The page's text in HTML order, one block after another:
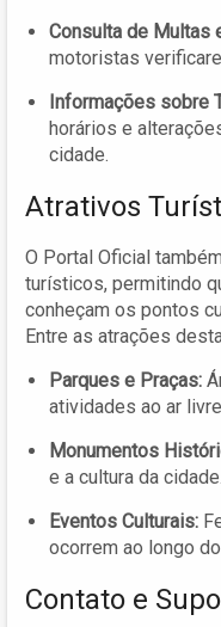
Consulta de Multas
motoristas
Informações sobre
horários e
cidade.
Atrativos
O Portal Oficial
turísticos, permitindo
conheçam os pontos
Entre as atrações
Parques e Praças:
atividades ao ar
Monumentos
e a cultura da cidade.
Eventos Culturais:
ocorrem ao longo
Contato e